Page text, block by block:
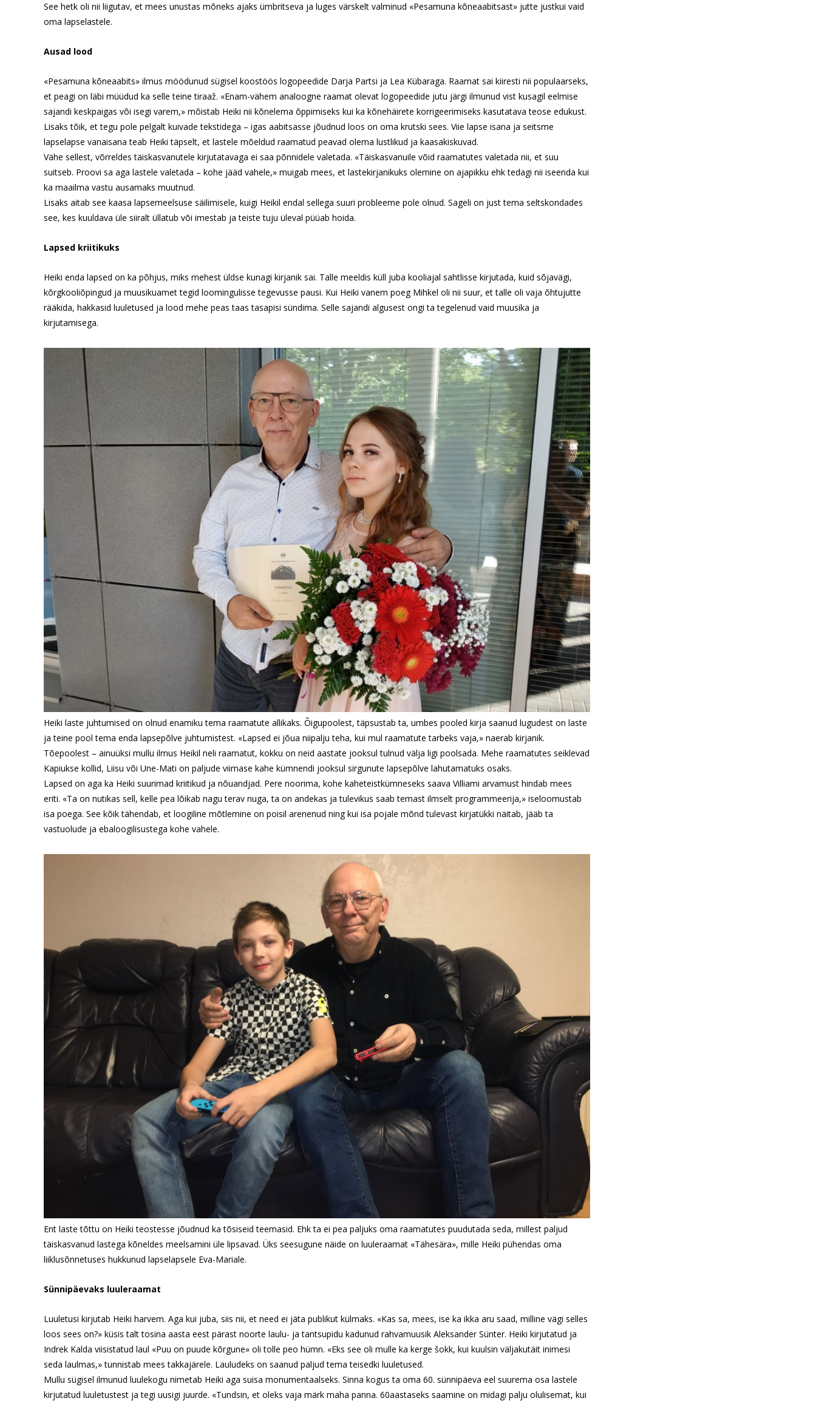
See hetk oli nii liigutav, et mees unustas mõneks ajaks ümbritseva ja luges värskelt valminud «Pesamuna kõneaabitsast» jutte justkui vaid
oma lapselastele.
Ausad lood
«Pesamuna kõneaabits» ilmus möödunud sügisel koostöös logopeedide Darja Partsi ja Lea Kübaraga. Raamat sai kiiresti nii populaarseks,
et peagi on läbi müüdud ka selle teine tiraaž. «Enam-vähem analoogne raamat olevat logopeedide jutu järgi ilmunud vist kusagil eelmise
sajandi keskpaigas või isegi varem,» mõistab Heiki nii kõnelema õppimiseks kui ka kõnehäirete korrigeerimiseks kasutatava teose edukust.
Lisaks tõik, et tegu pole pelgalt kuivade tekstidega – igas aabitsasse jõudnud loos on oma krutski sees. Viie lapse isana ja seitsme
lapselapse vanaisana teab Heiki täpselt, et lastele mõeldud raamatud peavad olema lustlikud ja kaasakiskuvad.
Vähe sellest, võrreldes täiskasvanutele kirjutatavaga ei saa põnnidele valetada. «Täiskasvanuile võid raamatutes valetada nii, et suu
suitseb. Proovi sa aga lastele valetada – kohe jääd vahele,» muigab mees, et lastekirjanikuks olemine on ajapikku ehk tedagi nii iseenda kui
ka maailma vastu ausamaks muutnud.
Lisaks aitab see kaasa lapsemeelsuse säilimisele, kuigi Heikil endal sellega suuri probleeme pole olnud. Sageli on just tema seltskondades
see, kes kuuldava üle siiralt üllatub või imestab ja teiste tuju üleval püüab hoida.
Lapsed kriitikuks
Heiki enda lapsed on ka põhjus, miks mehest üldse kunagi kirjanik sai. Talle meeldis küll juba kooliajal sahtlisse kirjutada, kuid sõjavägi,
kõrgkooliõpingud ja muusikuamet tegid loomingulisse tegevusse pausi. Kui Heiki vanem poeg Mihkel oli nii suur, et talle oli vaja õhtujutte
rääkida, hakkasid luuletused ja lood mehe peas taas tasapisi sündima. Selle sajandi algusest ongi ta tegelenud vaid muusika ja
kirjutamisega.
Heiki laste juhtumised on olnud enamiku tema raamatute allikaks. Õigupoolest, täpsustab ta, umbes pooled kirja saanud lugudest on laste
ja teine pool tema enda lapsepõlve juhtumistest. «Lapsed ei jõua niipalju teha, kui mul raamatute tarbeks vaja,» naerab kirjanik.
Tõepoolest – ainuüksi mullu ilmus Heikil neli raamatut, kokku on neid aastate jooksul tulnud välja ligi poolsada. Mehe raamatutes seiklevad
Kapiukse kollid, Liisu või Une-Mati on paljude viimase kahe kümnendi jooksul sirgunute lapsepõlve lahutamatuks osaks.
Lapsed on aga ka Heiki suurimad kriitikud ja nõuandjad. Pere noorima, kohe kaheteistkümneseks saava Villiami arvamust hindab mees
eriti. «Ta on nutikas sell, kelle pea lõikab nagu terav nuga, ta on andekas ja tulevikus saab temast ilmselt programmeerija,» iseloomustab
isa poega. See kõik tähendab, et loogiline mõtlemine on poisil arenenud ning kui isa pojale mõnd tulevast kirjatükki näitab, jääb ta
vastuolude ja ebaloogilisustega kohe vahele.
Ent laste tõttu on Heiki teostesse jõudnud ka tõsiseid teemasid. Ehk ta ei pea paljuks oma raamatutes puudutada seda, millest paljud
täiskasvanud lastega kõneldes meelsamini üle lipsavad. Üks seesugune näide on luuleraamat «Tähesära», mille Heiki pühendas oma
liiklusõnnetuses hukkunud lapselapsele Eva-Mariale.
Sünnipäevaks luuleraamat
Luuletusi kirjutab Heiki harvem. Aga kui juba, siis nii, et need ei jäta publikut külmaks. «Kas sa, mees, ise ka ikka aru saad, milline vägi selles
loos sees on?» küsis talt tosina aasta eest pärast noorte laulu- ja tantsupidu kadunud rahvamuusik Aleksander Sünter. Heiki kirjutatud ja
Indrek Kalda viisistatud laul «Puu on puude kõrgune» oli tolle peo hümn. «Eks see oli mulle ka kerge šokk, kui kuulsin väljakutäit inimesi
seda laulmas,» tunnistab mees takkajärele. Lauludeks on saanud paljud tema teisedki luuletused.
Mullu sügisel ilmunud luulekogu nimetab Heiki aga suisa monumentaalseks. Sinna kogus ta oma 60. sünnipäeva eel suurema osa lastele
kirjutatud luuletustest ja tegi uusigi juurde. «Tundsin, et oleks vaja märk maha panna. 60aastaseks saamine on midagi palju olulisemat, kui